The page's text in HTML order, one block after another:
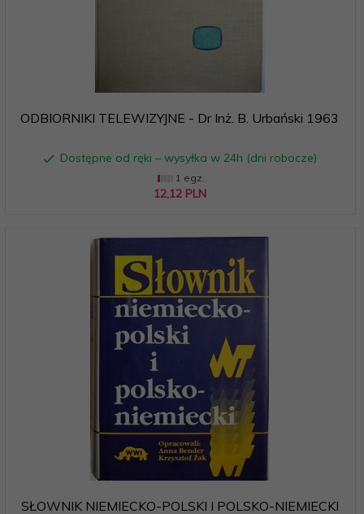
ODBIORNIKI TELEWIZYJNE - Dr Inż. B. Urbański 1963
Dostępne od ręki – wysyłka w 24h (dni robocze)
1 egz.
12,12 PLN
SŁOWNIK NIEMIECKO-POLSKI I POLSKO-NIEMIECKI